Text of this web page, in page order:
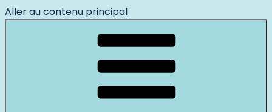
Aller au contenu principal